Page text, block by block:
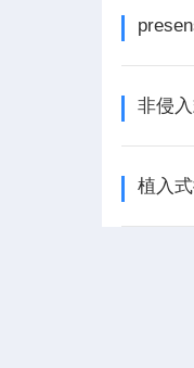
非侵
植入